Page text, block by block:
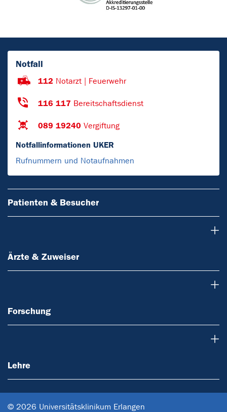
Notfall
112 Notarzt | Feuerwehr
116 117 Bereitschaftsdienst
089 19240 Vergiftung
Notfallinformationen UKER
Rufnummern und Notaufnahmen
Patienten & Besucher
Ärzte & Zuweiser
Forschung
Lehre
© 2026 Universitätsklinikum Erlangen